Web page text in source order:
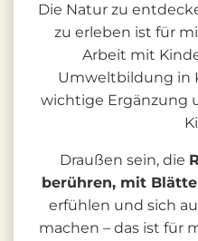
Die Natur zu
zu erleben ist für
Arbeit mit
Umweltbildung in
wichtige Ergänzung
Draußen sein, die
berühren, mit
erfühlen und sich
machen – das ist für